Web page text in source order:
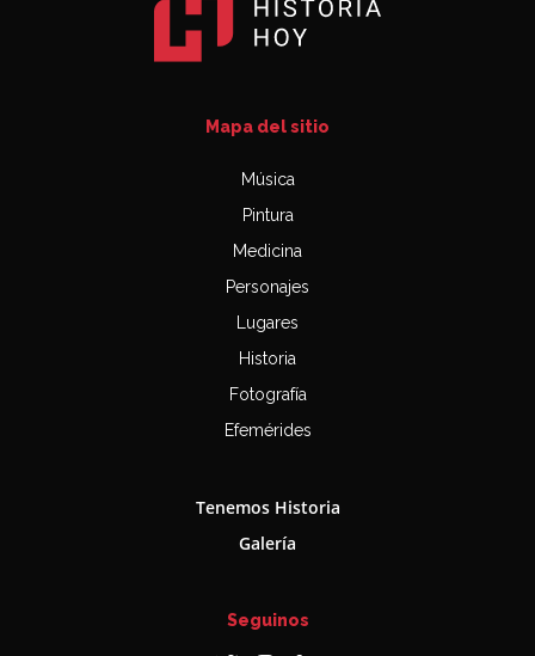
Mapa del sitio
Música
Pintura
Medicina
Personajes
Lugares
Historia
Fotografía
Efemérides
Tenemos Historia
Galería
Seguinos